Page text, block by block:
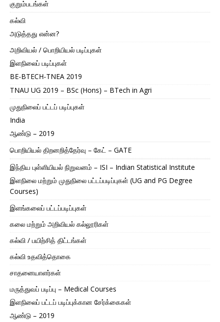
குறும்படங்கள்
கல்வி
அடுத்தது என்ன?
அறிவியல் / பொறியியல் படிப்புகள்
இளநிலைப் படிப்புகள்
BE-BTECH-TNEA 2019
TNAU UG 2019 – BSc (Hons) – BTech in Agri
முதுநிலைப் பட்டப் படிப்புகள்
India
ஆண்டு – 2019
பொறியியல் திறனறித்தேர்வு – கேட் – GATE
இந்திய புள்ளியியல் நிறுவனம் – ISI – Indian Statistical Institute
இளநிலை மற்றும் முதுநிலை பட்டப்படிப்புகள் (UG and PG Degree
Courses)
இளங்கலைப் பட்டப்படிப்புகள்
கலை மற்றும் அறிவியல் கல்லூரிகள்
கல்வி / பயிற்சித் திட்டங்கள்
கல்வி உதவித்தொகை
சாதனையாளர்கள்
மருத்துவப் படிப்பு – Medical Courses
இளநிலைப் பட்டப் படிப்புக்கான சேர்க்கைகள்
ஆண்டு – 2019